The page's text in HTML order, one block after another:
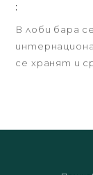
:
В лоби бара
се хранят и